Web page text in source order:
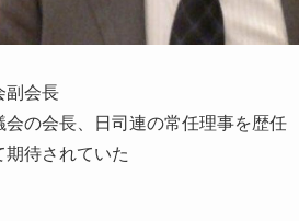
副会長
の会長、日司連の常任理事を歴任
待されていた